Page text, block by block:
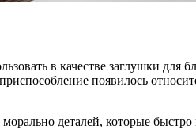
в качестве заглушки для
появилось
деталей, которые